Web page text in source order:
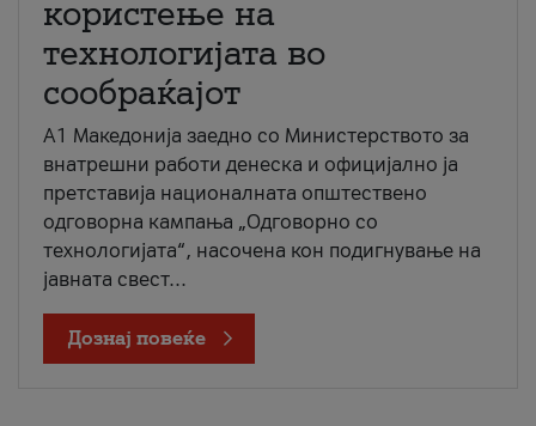
користење на
технологијата во
сообраќајот
A1 Македонија заедно со Министерството за
внатрешни работи денеска и официјално ја
претставија националната општествено
одговорна кампања „Одговорно со
технологијата“, насочена кон подигнување на
јавната свест...
Дознај повеќе